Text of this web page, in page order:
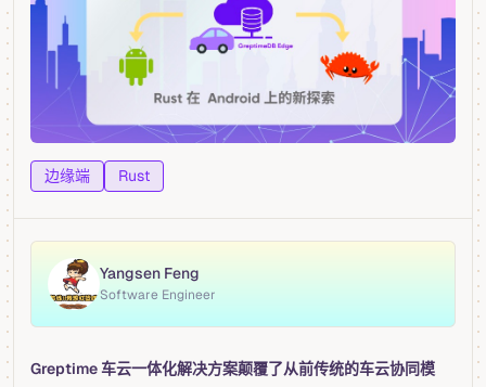
边缘端 Rust
Yangsen Feng
Software Engineer
Greptime 车云一体化解决方案颠覆了从前传统的车云协同模